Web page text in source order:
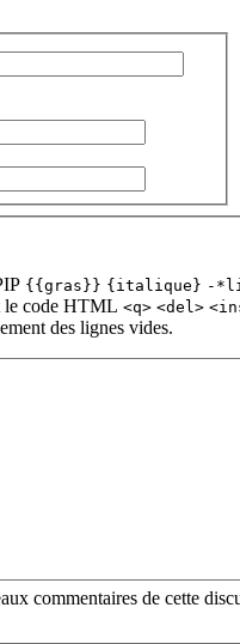
{{gras}} {italique} -
le code HTML <q> <del>
des lignes vides.
commentaires de cette